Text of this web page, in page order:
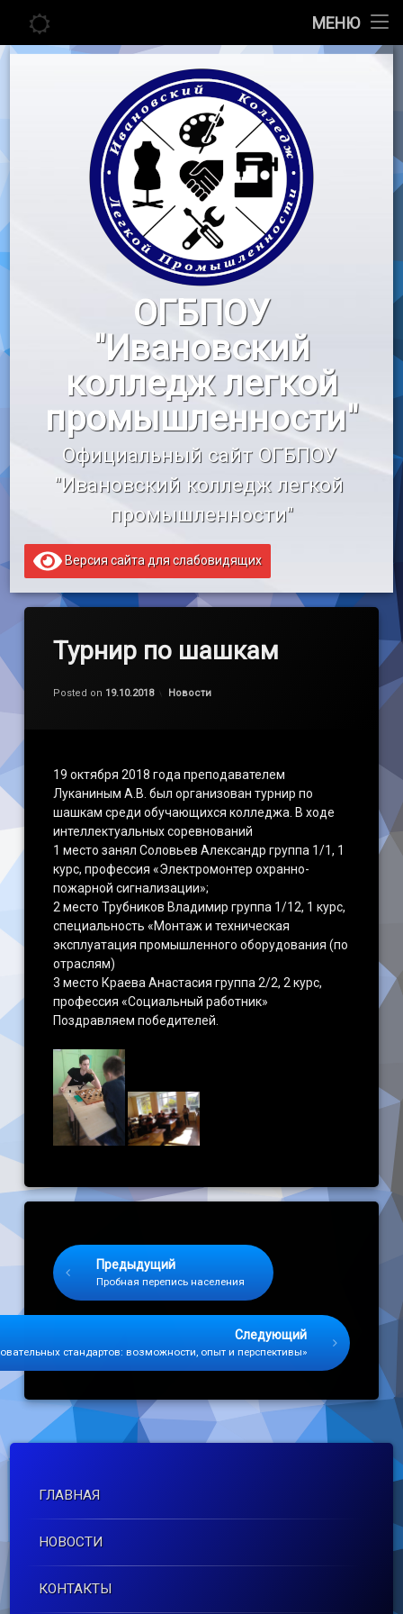
МЕНЮ
Главная
Педагогу
Воспитательная работа
«Профессионалы»
«Профессионалитет»
Образовательный кредит
Перейти
ОГБПОУ
"Ивановский
колледж легкой
промышленности"
Официальный сайт ОГБПОУ
"Ивановский колледж легкой
промышленности"
Версия сайта для слабовидящих
Турнир по шашкам
Posted on 19.10.2018
Обновлено на
by
Категории:
Новости
19 октября 2018 года преподавателем
Луканиным А.В. был организован турнир по
шашкам среди обучающихся колледжа. В ходе
интеллектуальных соревнований
1 место занял Соловьев Александр группа 1/1, 1
курс, профессия «Электромонтер охранно-
пожарной сигнализации»;
2 место Трубников Владимир группа 1/12, 1 курс,
специальность «Монтаж и техническая
эксплуатация промышленного оборудования (по
отраслям)
3 место Краева Анастасия группа 2/2, 2 курс,
профессия «Социальный работник»
Поздравляем победителей.
Предыдущий
Пробная перепись населения
Следующий
стандартов: возможности, опыт и перспективы»
ГЛАВНАЯ
НОВОСТИ
КОНТАКТЫ